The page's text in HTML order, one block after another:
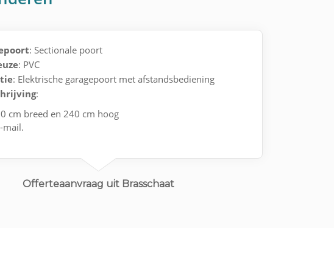
: Sectionale poort
: PVC
: Elektrische garagepoort met afstandsbediening
:
cm breed en 240 cm hoog
mail.
Offerteaanvraag uit Brasschaat